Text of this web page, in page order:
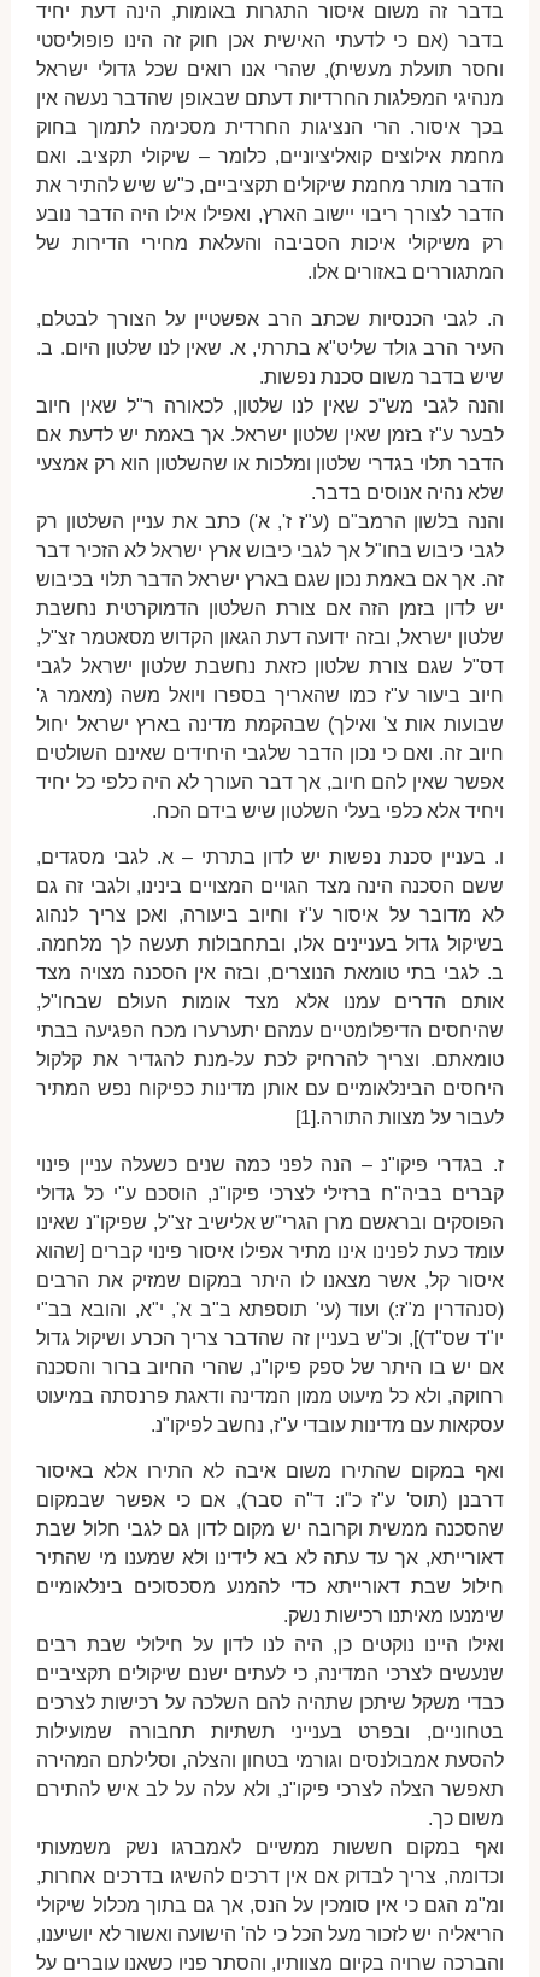
בדבר זה משום איסור התגרות באומות, הינה דעת יחיד
בדבר (אם כי לדעתי האישית אכן חוק זה הינו פופוליסטי
וחסר תועלת מעשית), שהרי אנו רואים שכל גדולי ישראל
מנהיגי המפלגות החרדיות דעתם שבאופן שהדבר נעשה אין
בכך איסור. הרי הנציגות החרדית מסכימה לתמוך בחוק
מחמת אילוצים קואליציוניים, כלומר – שיקולי תקציב. ואם
הדבר מותר מחמת שיקולים תקציביים, כ"ש שיש להתיר את
הדבר לצורך ריבוי יישוב הארץ, ואפילו אילו היה הדבר נובע
רק משיקולי איכות הסביבה והעלאת מחירי הדירות של
המתגוררים באזורים אלו.
ה. לגבי הכנסיות שכתב הרב אפשטיין על הצורך לבטלם,
העיר הרב גולד שליט"א בתרתי, א. שאין לנו שלטון היום. ב.
שיש בדבר משום סכנת נפשות.
והנה לגבי מש"כ שאין לנו שלטון, לכאורה ר"ל שאין חיוב
לבער ע"ז בזמן שאין שלטון ישראל. אך באמת יש לדעת אם
הדבר תלוי בגדרי שלטון ומלכות או שהשלטון הוא רק אמצעי
שלא נהיה אנוסים בדבר.
והנה בלשון הרמב"ם (ע"ז ז', א') כתב את עניין השלטון רק
לגבי כיבוש בחו"ל אך לגבי כיבוש ארץ ישראל לא הזכיר דבר
זה. אך אם באמת נכון שגם בארץ ישראל הדבר תלוי בכיבוש
יש לדון בזמן הזה אם צורת השלטון הדמוקרטית נחשבת
שלטון ישראל, ובזה ידועה דעת הגאון הקדוש מסאטמר זצ"ל,
דס"ל שגם צורת שלטון כזאת נחשבת שלטון ישראל לגבי
חיוב ביעור ע"ז כמו שהאריך בספרו ויואל משה (מאמר ג'
שבועות אות צ' ואילך) שבהקמת מדינה בארץ ישראל יחול
חיוב זה. ואם כי נכון הדבר שלגבי היחידים שאינם השולטים
אפשר שאין להם חיוב, אך דבר העורך לא היה כלפי כל יחיד
ויחיד אלא כלפי בעלי השלטון שיש בידם הכח.
ו. בעניין סכנת נפשות יש לדון בתרתי – א. לגבי מסגדים,
ששם הסכנה הינה מצד הגויים המצויים בינינו, ולגבי זה גם
לא מדובר על איסור ע"ז וחיוב ביעורה, ואכן צריך לנהוג
בשיקול גדול בעניינים אלו, ובתחבולות תעשה לך מלחמה.
ב. לגבי בתי טומאת הנוצרים, ובזה אין הסכנה מצויה מצד
אותם הדרים עמנו אלא מצד אומות העולם שבחו"ל,
שהיחסים הדיפלומטיים עמהם יתערערו מכח הפגיעה בבתי
טומאתם. וצריך להרחיק לכת על-מנת להגדיר את קלקול
היחסים הבינלאומיים עם אותן מדינות כפיקוח נפש המתיר
לעבור על מצוות התורה.[1]
ז. בגדרי פיקו"נ – הנה לפני כמה שנים כשעלה עניין פינוי
קברים בביה"ח ברזילי לצרכי פיקו"נ, הוסכם ע"י כל גדולי
הפוסקים ובראשם מרן הגרי"ש אלישיב זצ"ל, שפיקו"נ שאינו
עומד כעת לפנינו אינו מתיר אפילו איסור פינוי קברים [שהוא
איסור קל, אשר מצאנו לו היתר במקום שמזיק את הרבים
(סנהדרין מ"ז:) ועוד (עי' תוספתא ב"ב א', י"א, והובא בב"י
יו"ד שס"ד)], וכ"ש בעניין זה שהדבר צריך הכרע ושיקול גדול
אם יש בו היתר של ספק פיקו"נ, שהרי החיוב ברור והסכנה
רחוקה, ולא כל מיעוט ממון המדינה ודאגת פרנסתה במיעוט
עסקאות עם מדינות עובדי ע"ז, נחשב לפיקו"נ.
ואף במקום שהתירו משום איבה לא התירו אלא באיסור
דרבנן (תוס' ע"ז כ"ו: ד"ה סבר), אם כי אפשר שבמקום
שהסכנה ממשית וקרובה יש מקום לדון גם לגבי חלול שבת
דאורייתא, אך עד עתה לא בא לידינו ולא שמענו מי שהתיר
חילול שבת דאורייתא כדי להמנע מסכסוכים בינלאומיים
שימנעו מאיתנו רכישות נשק.
ואילו היינו נוקטים כן, היה לנו לדון על חילולי שבת רבים
שנעשים לצרכי המדינה, כי לעתים ישנם שיקולים תקציביים
כבדי משקל שיתכן שתהיה להם השלכה על רכישות לצרכים
בטחוניים, ובפרט בענייני תשתיות תחבורה שמועילות
להסעת אמבולנסים וגורמי בטחון והצלה, וסלילתם המהירה
תאפשר הצלה לצרכי פיקו"נ, ולא עלה על לב איש להתירם
משום כך.
ואף במקום חששות ממשיים לאמברגו נשק משמעותי
וכדומה, צריך לבדוק אם אין דרכים להשיגו בדרכים אחרות,
ומ"מ הגם כי אין סומכין על הנס, אך גם בתוך מכלול שיקולי
הריאליה יש לזכור מעל הכל כי לה' הישועה ואשור לא יושיענו,
והברכה שרויה בקיום מצוותיו, והסתר פניו כשאנו עוברים על